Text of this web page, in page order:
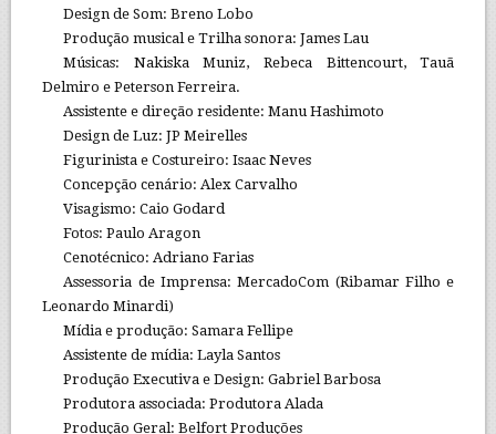
Design de Som: Breno Lobo
Produção musical e Trilha sonora: James Lau
Músicas: Nakiska Muniz, Rebeca Bittencourt, Tauã
Delmiro e Peterson Ferreira.
Assistente e direção residente: Manu Hashimoto
Design de Luz: JP Meirelles
Figurinista e Costureiro: Isaac Neves
Concepção cenário: Alex Carvalho
Visagismo: Caio Godard
Fotos: Paulo Aragon
Cenotécnico: Adriano Farias
Assessoria de Imprensa: MercadoCom (Ribamar Filho e
Leonardo Minardi)
Mídia e produção: Samara Fellipe
Assistente de mídia: Layla Santos
Produção Executiva e Design: Gabriel Barbosa
Produtora associada: Produtora Alada
Produção Geral: Belfort Produções